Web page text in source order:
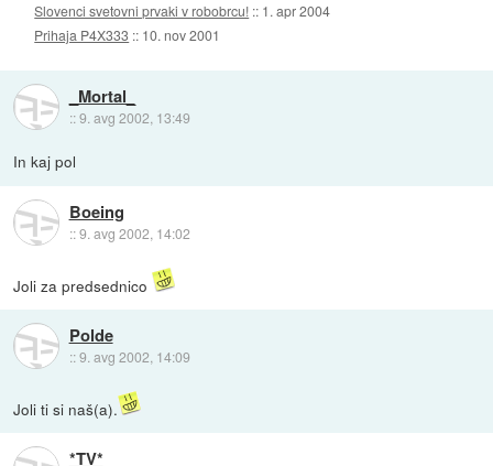
Slovenci svetovni prvaki v robobrcu! :: 1. apr 2004
Prihaja P4X333 :: 10. nov 2001
_Mortal_
::9. avg 2002, 13:49
In kaj pol
Boeing
::9. avg 2002, 14:02
Joli za predsednico
Polde
::9. avg 2002, 14:09
Joli ti si naš(a).
*TV*